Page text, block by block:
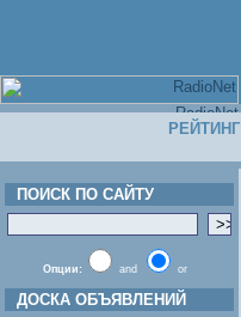
РЕЙТИНГ
ПОИСК ПО САЙТУ
Опции: and or
ДОСКА ОБЪЯВЛЕНИЙ